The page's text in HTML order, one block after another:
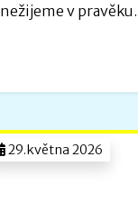
nežijeme v pravěku.
29.května 2026